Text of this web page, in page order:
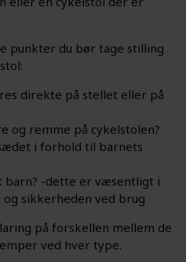
punkter du bør tage stilling
direkte på stellet eller på
og remme på cykelstolen?
i forhold til barnets
barn? -dette er væsentligt i
sikkerheden ved brug
på forskellen mellem de
ved hver type.